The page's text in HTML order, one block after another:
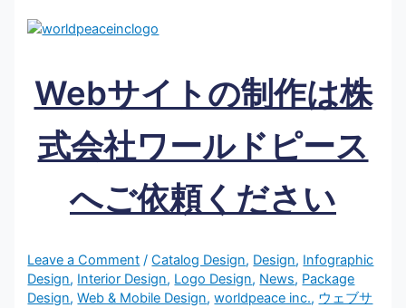
Webサイトの制作は株
式会社ワールドピース
へご依頼ください
Leave a Comment /Catalog Design, Design, Infographic
Design, Interior Design, Logo Design, News, Package
Design,Web & Mobile Design,worldpeace inc., ウェブサ